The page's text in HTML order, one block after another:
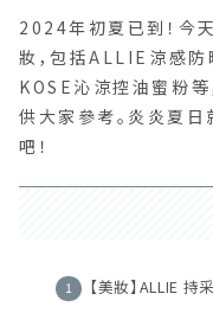
2024年初夏已到！今
妝，包括ALLIE涼感防
KOSE沁涼控油蜜粉
供大家參考。炎炎夏
吧！
【美妝】ALLIE 持